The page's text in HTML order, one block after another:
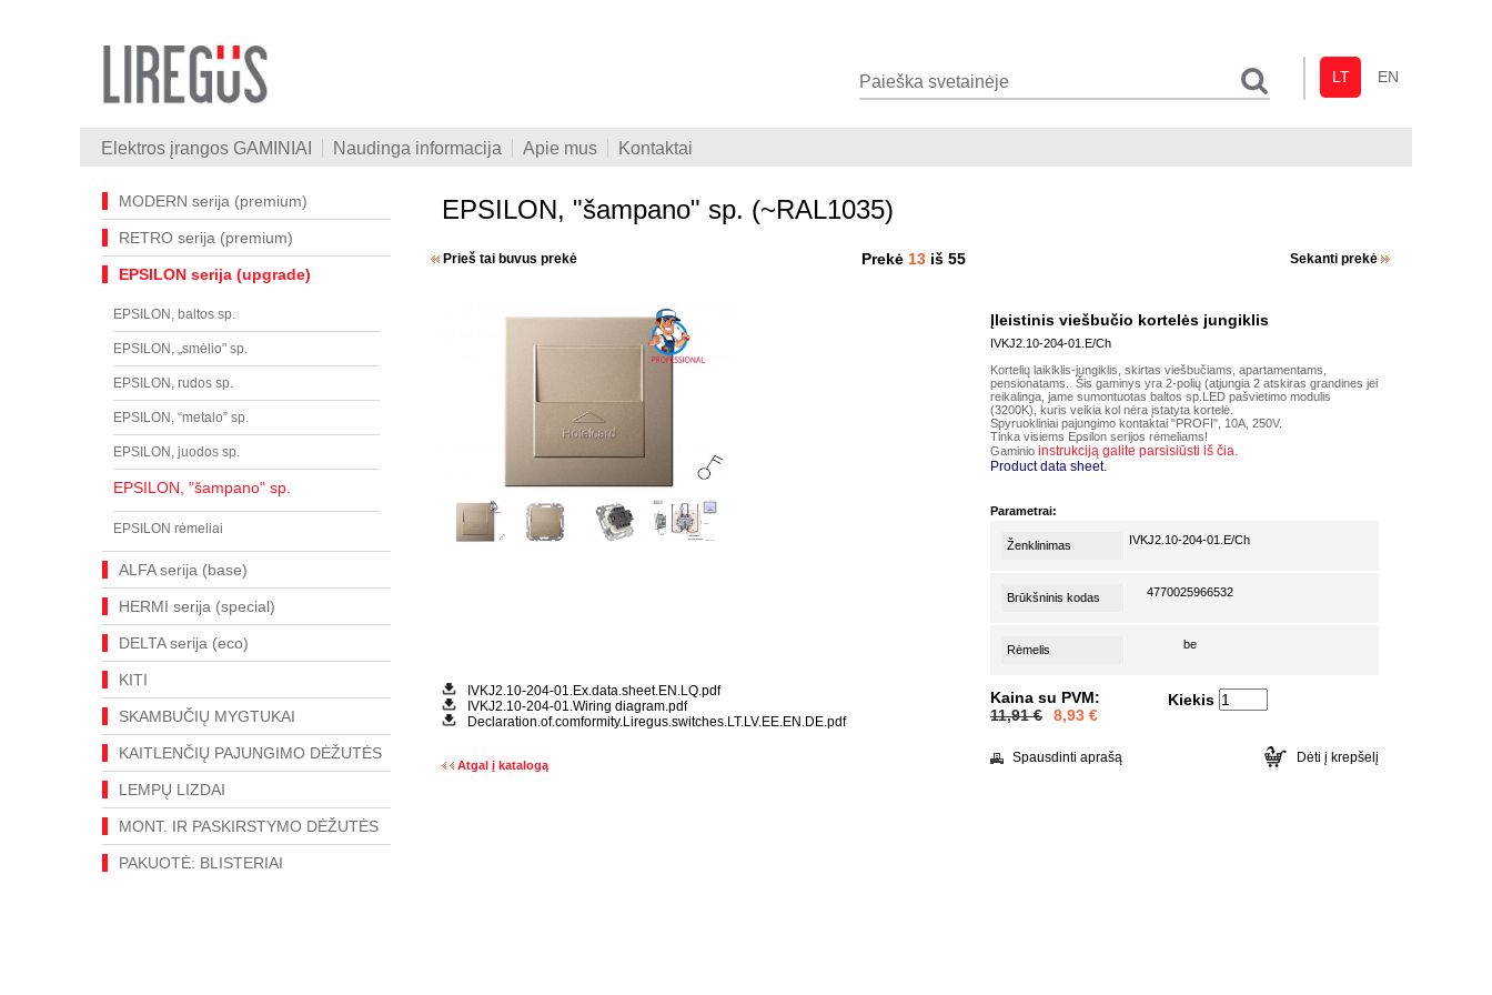
LT EN
Elektros įrangos GAMINIAI Naudinga informacija Apie mus Kontaktai
MODERN serija (premium)
RETRO serija (premium)
EPSILON serija (upgrade)
EPSILON, baltos sp.
EPSILON, „smėlio" sp.
EPSILON, rudos sp.
EPSILON, “metalo” sp.
EPSILON, juodos sp.
EPSILON, "šampano" sp.
EPSILON rėmeliai
ALFA serija (base)
HERMI serija (special)
DELTA serija (eco)
KITI
SKAMBUČIŲ MYGTUKAI
KAITLENČIŲ PAJUNGIMO DĖŽUTĖS
LEMPŲ LIZDAI
MONT. IR PASKIRSTYMO DĖŽUTĖS
PAKUOTĖ: BLISTERIAI
EPSILON, "šampano" sp. (~RAL1035)
Prieš tai buvus prekė Prekė 13iš 55 Sekanti prekė
Įleistinis viešbučio kortelės jungiklis
IVKJ2.10-204-01.E/Ch
Kortelių laikiklis-jungiklis, skirtas viešbučiams, apartamentams,
pensionatams. Šis gaminys yra 2-polių (atjungia 2 atskiras grandines jei
reikalinga, jame sumontuotas baltos sp.LED pašvietimo modulis
(3200K), kuris veikia kol nėra įstatyta kortelė.
Spyruokliniai pajungimo kontaktai "PROFI", 10A, 250V.
Tinka visiems Epsilon serijos rėmeliams!
Gaminio instrukciją galite parsisiūsti iš čia.
Product data sheet.
Parametrai:
Ženklinimas IVKJ2.10-204-01.E/Ch
Brūkšninis kodas 4770025966532
Rėmelis be
IVKJ2.10-204-01.Ex.data.sheet.EN.LQ.pdf
IVKJ2.10-204-01.Wiring diagram.pdf
Declaration.of.comformity.Liregus.switches.LT.LV.EE.EN.DE.pdf
Atgal į katalogą
Kaina su PVM:
11,91 €
8,93 €
Kiekis
Spausdinti aprašą Dėti į krepšelį